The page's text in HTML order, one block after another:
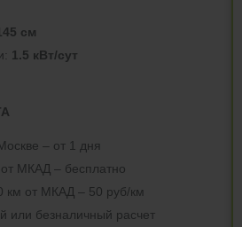
см
1.5 кВт/сут
– от 1 дня
МКАД – бесплатно
км от МКАД – 50 руб/км
или безналичный расчет